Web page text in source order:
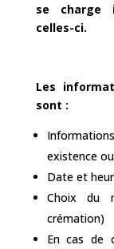
se charge
celles-ci.
Les
sont :
existence
Date et
Choix du
crémation)
En cas de